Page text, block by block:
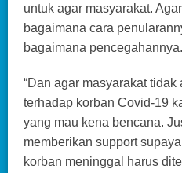
untuk agar masyarakat.
bagaimana cara
bagaimana pencegahannya.
“Dan agar masyarakat tidak
terhadap korban Covid-19
yang mau kena bencana.
memberikan support
korban meninggal harus